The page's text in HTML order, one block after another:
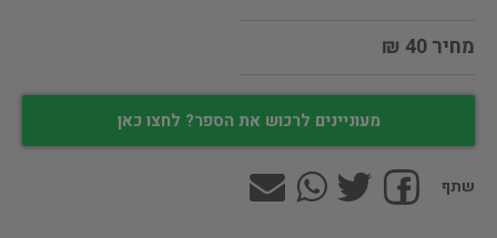
מחיר 40 ₪
מעוניינים לרכוש את הספר? לחצו כאן
שתף